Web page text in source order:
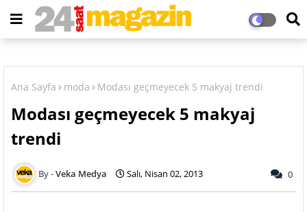
Ana Sayfa moda Modası geçmeyecek 5 makyaj trendi
Modası geçmeyecek 5 makyaj
trendi
Veka Medya Salı, Nisan 02, 2013 0